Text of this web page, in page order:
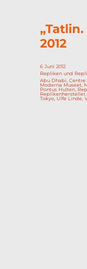
2012
Veröffentlicht
6 Juni 2012
Kategorien
Repliken und
Schlagwörter
Abu Dhabi ,
Moderna Museet
Pontus Hulten
Replikenhersteller
Tokyo Ulfe Linde ,